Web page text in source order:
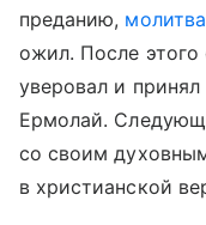
преданию, молитва
ожил. После
уверовал и
Ермолай.
со своим
в христианской